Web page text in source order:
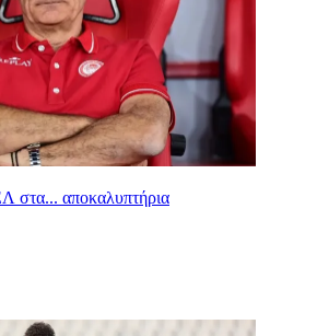
στα... αποκαλυπτήρια